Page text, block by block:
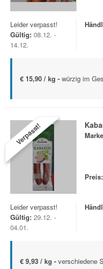
Leider verpasst!
Gültig: 08.12. -
14.12.
€ 15,90 / kg - würzig im
Verpasst!
Preis:
Leider verpasst!
Gültig: 29.12. -
04.01.
€ 9,93 / kg - verschiedene